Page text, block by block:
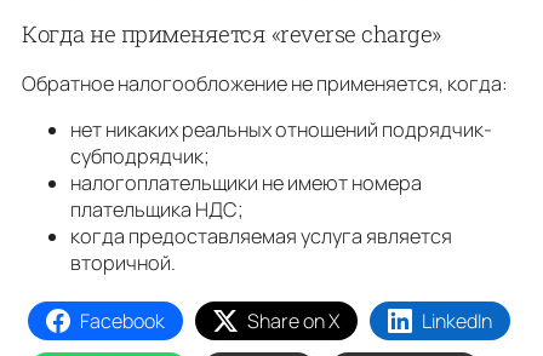
Когда не применяется «reverse charge»
Обратнoe налогообложение не применяется, когда:
нет никаких реальных отношений подрядчик-
субподрядчик;
налогоплательщики не имеют номера
плательщика НДС;
когда предоставляемая услуга является
вторичной.
Facebook Share on X
LinkedIn